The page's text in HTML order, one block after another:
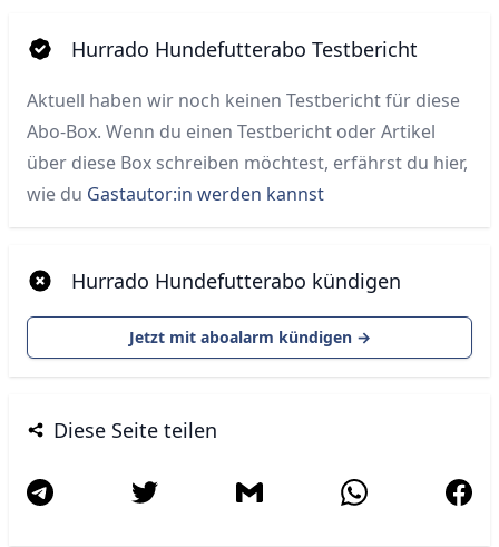
Hurrado Hundefutterabo Testbericht
Aktuell haben wir noch keinen Testbericht für diese
Abo-Box. Wenn du einen Testbericht oder Artikel
über diese Box schreiben möchtest, erfährst du hier,
wie du Gastautor:in werden kannst
Hurrado Hundefutterabo kündigen
Jetzt mit aboalarm kündigen →
Diese Seite teilen